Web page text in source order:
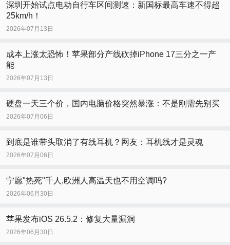
深圳开始试点电动自行车区间测速：新国标最高车速不得超
25km/h！
2026年07月13日
成本上涨太恐怖！苹果部分产线砍掉iPhone 17三分之一产
能
2026年07月13日
硬盘一天三个价，国内电脑价格突然暴涨：不是刚需先别买
2026年07月06日
到底是谁带头取消了有线耳机？网友：耳机线才是灵魂
2026年07月06日
宁愿"热死"千人,欧洲人高温天也不用空调吗?
2026年06月30日
苹果发布iOS 26.5.2：修复大量漏洞
2026年06月30日